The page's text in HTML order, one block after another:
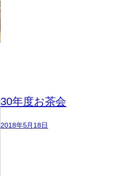
30年度お茶会
2018年5月18日